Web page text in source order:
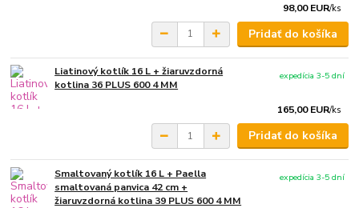
98,00 EUR/ks
Pridať do košíka
Liatinový kotlík 16 L + žiaruvzdorná
kotlina 36 PLUS 600 4 MM
165,00 EUR/ks
expedícia 3-5 dní
Pridať do košíka
Smaltovaný kotlík 16 L + Paella
smaltovaná panvica 42 cm +
žiaruvzdorná kotlina 39 PLUS 600 4 MM
expedícia 3-5 dní